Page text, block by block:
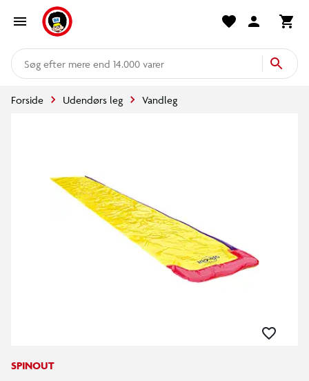
mere end 14.000 varer
Forside Udendørs leg Vandleg
SPINOUT